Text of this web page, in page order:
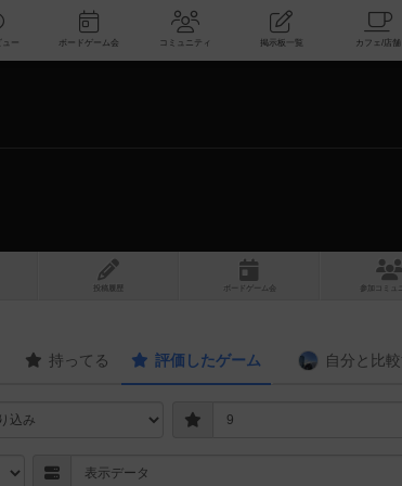
新着レビュー ボードゲーム会 コミュニティ 掲示板一覧
投稿履歴 ボ ドゲ ーム コミュ
持ってる 評価したゲーム 自分と 比